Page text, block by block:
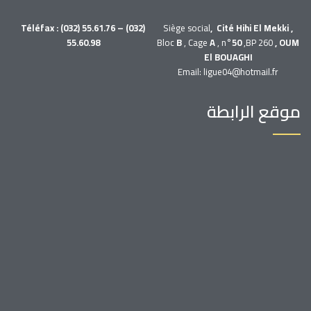
Siège social, Cité Hihi El Mekki ,
BlocB, CageA, n°50,BP 260, OUM
El BOUAGHI
Téléfax : (032) 55.61.76 – (032)
55.60.98
Email: ligue04@hotmail.fr
موقع الرابطة